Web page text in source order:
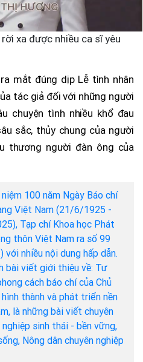
xa được nhiều ca sĩ yêu
mắt đúng dịp Lễ tình nhân
tác giả đối với những người
chuyện tình nhiều khổ đau
sắc, thủy chung của người
thương người đàn ông của
niệm 100 năm Ngày Báo chí
Việt Nam (21/6/1925 -
Tạp chí Khoa học Phát
thôn Việt Nam ra số 99
với nhiều nội dung hấp dẫn.
bài viết giới thiệu về: Tư
cách báo chí của Chủ
thành và phát triển nền
là những bài viết chuyên
sinh thái - bền vững,
Nông dân chuyên nghiệp